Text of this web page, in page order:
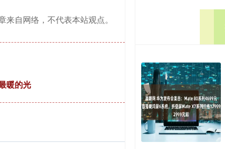
来自网络，不代表本站观点。
暖的光